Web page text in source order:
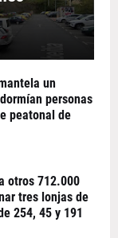
un
personas
peatonal de
otros 712.000
tres lonjas de
254, 45 y 191